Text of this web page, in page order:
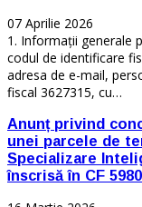
07 Aprilie 2026
1. Informații generale
codul de identificare
adresa de e-mail,
fiscal 3627315, cu…
Anunț privind
unei parcele de
Specializare
înscrisă în CF